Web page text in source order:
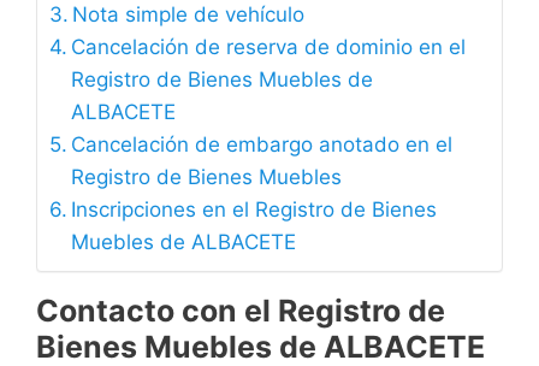
Nota simple de vehículo
Cancelación de reserva de dominio en el
Registro de Bienes Muebles de
ALBACETE
Cancelación de embargo anotado en el
Registro de Bienes Muebles
Inscripciones en el Registro de Bienes
Muebles de ALBACETE
Contacto con el Registro de
Bienes Muebles de ALBACETE